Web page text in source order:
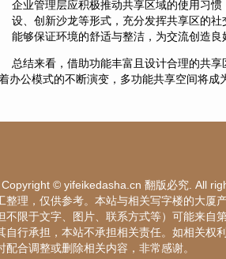
企业管理层应积极推动共享区域的使用习
设、创新沙龙等形式，充分发挥共享区的
能够保证环境的舒适与整洁，为交流创造良
总结来看，借助功能丰富且设计合理的共
公模式的不断演变，多功能共享空间将成
Copyright © yifeikedasha.cn 翻版必究. All
理，仅供参考。本站与相关写字楼的大
限于文字、图片、联系方式等）可能来自
行承担，本站不承担相关责任。如相关
配合调整或删除相关内容，非常感谢。